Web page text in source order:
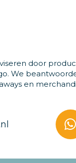
door
We
en